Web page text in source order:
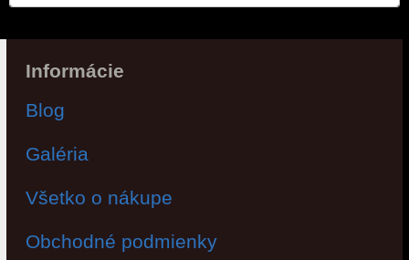
Informácie
Blog
Galéria
Všetko o nákupe
Obchodné podmienky